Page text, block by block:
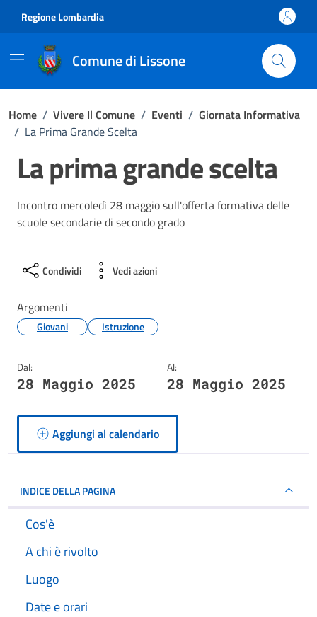
Regione Lombardia
Comune di Lissone
Home / Vivere Il Comune / Eventi / Giornata Informativa
/ La Prima Grande Scelta
La prima grande scelta
Incontro mercoledì 28 maggio sull'offerta formativa delle
scuole secondarie di secondo grado
Condividi Vedi azioni
Argomenti
Giovani Istruzione
Dal:
28 Maggio 2025
Al:
28 Maggio 2025
Aggiungi al calendario
INDICE DELLA PAGINA
Cos'è
A chi è rivolto
Luogo
Date e orari